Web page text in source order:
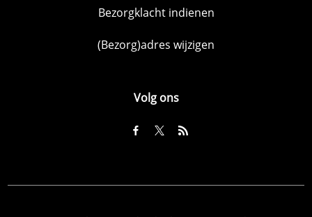
Bezorgklacht indienen
(Bezorg)adres wijzigen
Volg ons